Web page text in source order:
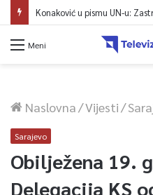
Konaković u pismu UN-u:
Meni
Naslovna/Vijesti/
Sarajevo
Obilježena 19.
Delegacija KS